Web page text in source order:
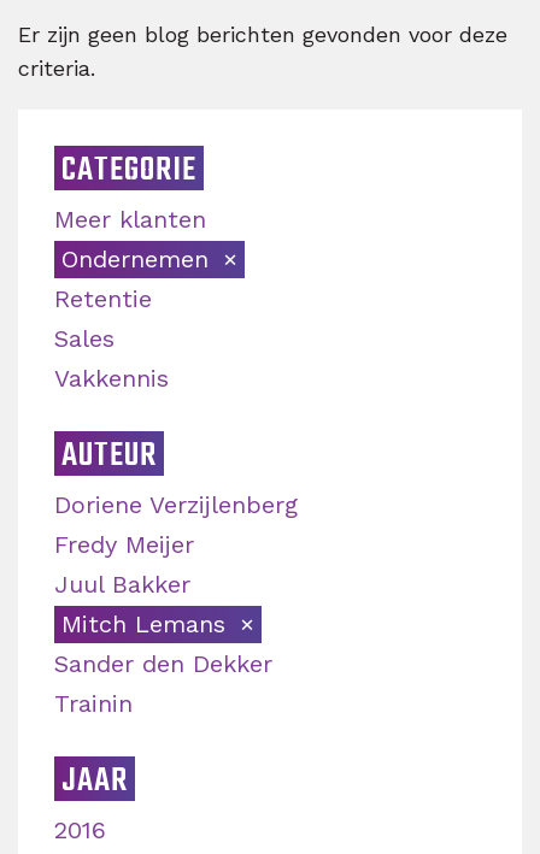
Er zijn geen blog berichten gevonden voor deze
criteria.
CATEGORIE
Meer klanten
Ondernemen
Retentie
Sales
Vakkennis
AUTEUR
Doriene Verzijlenberg
Fredy Meijer
Juul Bakker
Mitch Lemans
Sander den Dekker
Trainin
JAAR
2016